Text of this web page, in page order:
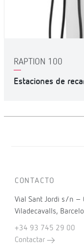
RAPTION 100
Estaciones de
CONTACTO
Vial Sant Jordi s/n –
Viladecavalls,
+34 93 745 29 00
Contactar